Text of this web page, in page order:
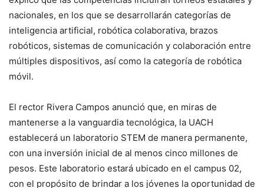
nacionales, en los que se desarrollarán categorías de
inteligencia artificial, robótica colaborativa, brazos
robóticos, sistemas de comunicación y colaboración entre
múltiples dispositivos, así como la categoría de robótica
móvil.
El rector Rivera Campos anunció que, en miras de
mantenerse a la vanguardia tecnológica, la UACH
establecerá un laboratorio STEM de manera permanente,
con una inversión inicial de al menos cinco millones de
pesos. Este laboratorio estará ubicado en el campus 02,
con el propósito de brindar a los jóvenes la oportunidad de